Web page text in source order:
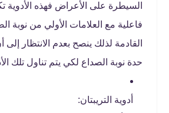
السيطرة على الأعراض فهذه الأدوية
فاعلية مع العلامات الأولي من نوبة
القادمة لذلك ينصح بعدم الانتظار إلى
حدة نوبة الصداع لكي يتم تناول تلك
أدوية التريبتان: